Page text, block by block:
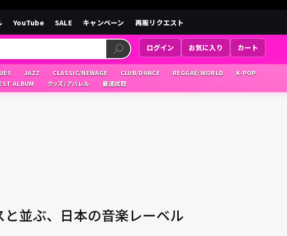
YouTube SALE キャンペーン 再販リクエスト
ログイン お気に入り カート
JAZZ CLASSIC/NEWAGE CLUB/DANCE REGGAE/WORLD
K-POP
ALBUM グッズ/アパレル 最速試聴
並ぶ、日本の音楽レーベル